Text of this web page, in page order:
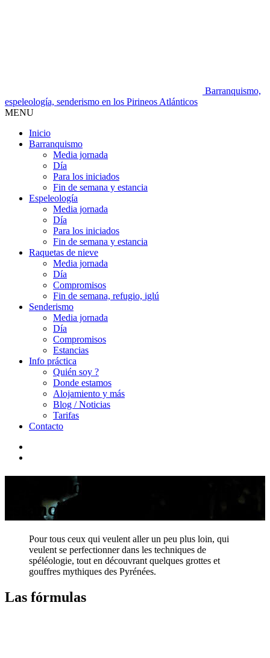
Barranquismo,
espeleología, senderismo en los Pirineos Atlánticos
MENU
Inicio
Barranquismo
Media jornada
Día
Para los iniciados
Fin de semana y estancia
Espeleología
Media jornada
Día
Para los iniciados
Fin de semana y estancia
Raquetas de nieve
Media jornada
Día
Compromisos
Fin de semana, refugio, iglú
Senderismo
Media jornada
Día
Compromisos
Estancias
Info práctica
Quién soy ?
Donde estamos
Alojamiento y más
Blog / Noticias
Tarifas
Contacto
Espeleología Fin de semana y
estancia
Pour tous ceux qui veulent aller un peu plus loin, qui
veulent se perfectionner dans les techniques de
spéléologie, tout en découvrant quelques grottes et
gouffres mythiques des Pyrénées.
Las fórmulas